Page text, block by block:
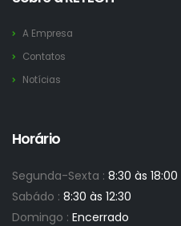
A Empresa
Contatos
Notícias
Horário
Segunda-Sexta : 8:30 às 18:00
Sabádo : 8:30 às 12:30
Domingo : Encerrado